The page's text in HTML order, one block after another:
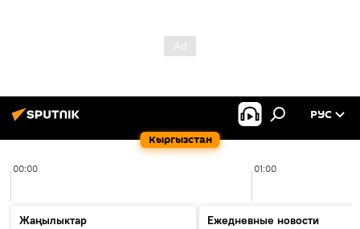
Кыргызстан
РУС
00:00 01:00
Жаңылыктар
Ежедневные новости